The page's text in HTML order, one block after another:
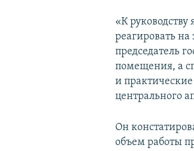
«К
реагировать на
председатель
помещения, а
и
центрального
Он
объем работы